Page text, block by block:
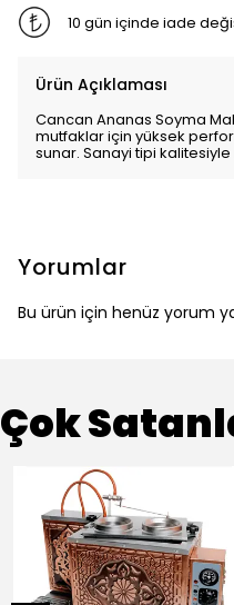
10 gün içinde iade
Ürün Açıklaması
Cancan Ananas Soyma
mutfaklar için yüksek
sunar. Sanayi tipi
Yorumlar
Bu ürün için henüz yorum
Çok